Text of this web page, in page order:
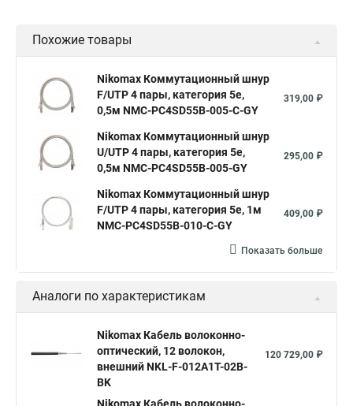
Похожие товары
Nikomax Коммутационный шнур
F/UTP 4 пары, категория 5е,
0,5м NMC-PC4SD55B-005-C-GY
319,00 ₽
Nikomax Коммутационный шнур
U/UTP 4 пары, категория 5е,
0,5м NMC-PC4SD55B-005-GY
295,00 ₽
Nikomax Коммутационный шнур
F/UTP 4 пары, категория 5е, 1м
NMC-PC4SD55B-010-C-GY
409,00 ₽
Показать больше
Аналоги по характеристикам
Nikomax Кабель волоконно-
оптический, 12 волокон,
внешний NKL-F-012A1T-02B-
BK
120 729,00 ₽